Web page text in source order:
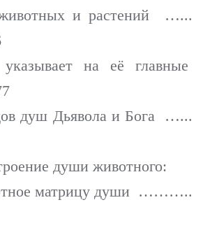
и растений …...
на её главные
душ Дьявола и Бога …...
души животного:
матрицу души ………..